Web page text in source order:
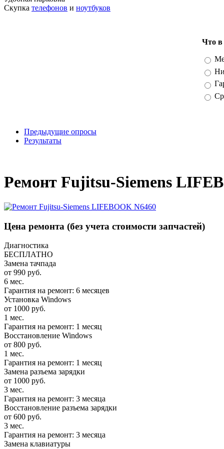
Скупка телефонов и ноутбуков
Что в
Предыдущие опросы
Результаты
Ремонт Fujitsu-Siemens
Цена ремонта (без учета стоимости запчастей)
Диагностика
БЕСПЛАТНО
Замена тачпада
от 990 руб.
6 мес.
Гарантия на ремонт: 6 месяцев
Установка Windows
от 1000 руб.
1 мес.
Гарантия на ремонт: 1 месяц
Восстановление Windows
от 800 руб.
1 мес.
Гарантия на ремонт: 1 месяц
Замена разъема зарядки
от 1000 руб.
3 мес.
Гарантия на ремонт: 3 месяца
Восстановление разъема зарядки
от 600 руб.
3 мес.
Гарантия на ремонт: 3 месяца
Замена клавиатуры